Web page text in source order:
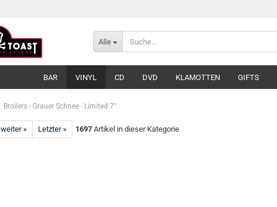
Alle
BAR VINYL CD DVD KLAMOTTEN GIFTS
Broilers - Grauer Schnee - Limited 7"
weiter » Letzter » 1697 Artikel in dieser Kategorie